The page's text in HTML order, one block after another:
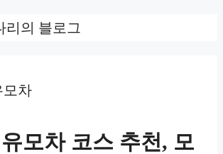
리의 블로그
모차 코스 추천, 모